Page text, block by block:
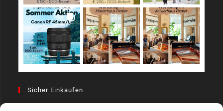
Sicher Einkaufen